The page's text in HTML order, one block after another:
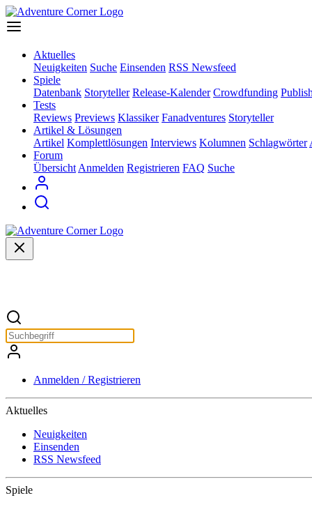
Aktuelles
Neuigkeiten Suche Einsenden RSS Newsfeed
Spiele
Datenbank Storyteller Release-Kalender Crowdfunding
Tests
Reviews Previews Klassiker Fanadventures Storyteller
Artikel & Lösungen
Artikel Komplettlösungen Interviews Kolumnen Schlagwörter
Forum
Übersicht Anmelden Registrieren FAQ Suche
Anmelden / Registrieren
Aktuelles
Neuigkeiten
Einsenden
RSS Newsfeed
Spiele